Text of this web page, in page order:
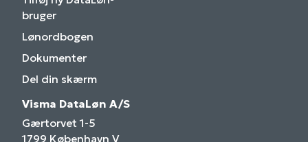
bruger
Lønordbogen
Dokumenter
Del din skærm
Visma DataLøn A/S
Gærtorvet 1-5
1799 København V